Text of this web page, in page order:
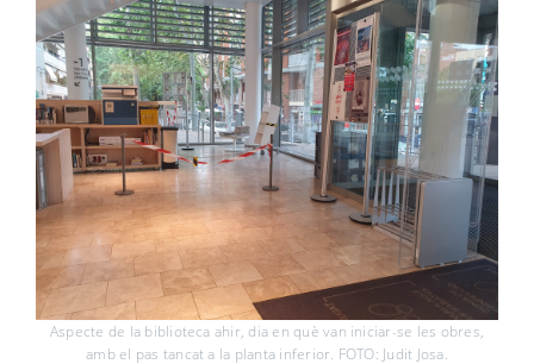
Aspecte de la biblioteca ahir, dia en què van iniciar-se les obres,
amb el pas tancat a la planta inferior. FOTO: Judit Josa.